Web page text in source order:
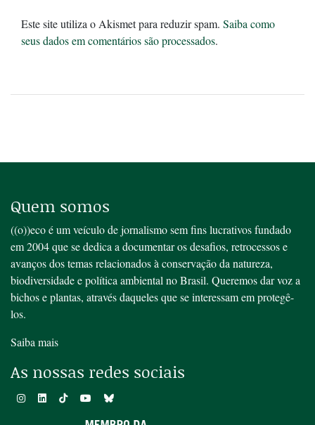
Este site utiliza o Akismet para reduzir spam. Saiba como
seus dados em comentários são processados.
Quem somos
((o))eco é um veículo de jornalismo sem fins lucrativos fundado
em 2004 que se dedica a documentar os desafios, retrocessos e
avanços dos temas relacionados à conservação da natureza,
biodiversidade e política ambiental no Brasil. Queremos dar voz a
bichos e plantas, através daqueles que se interessam em protegê-
los.
Saiba mais
As nossas redes sociais